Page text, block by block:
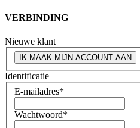
VERBINDING
Nieuwe klant
IK MAAK MIJN ACCOUNT AAN
Identificatie
E-mailadres*
Wachtwoord*